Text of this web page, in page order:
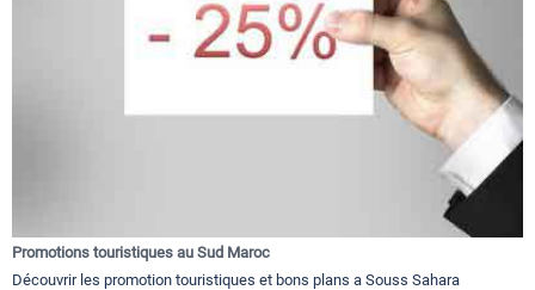
Promotions touristiques au Sud Maroc
Découvrir les promotion touristiques et bons plans a Souss Sahara